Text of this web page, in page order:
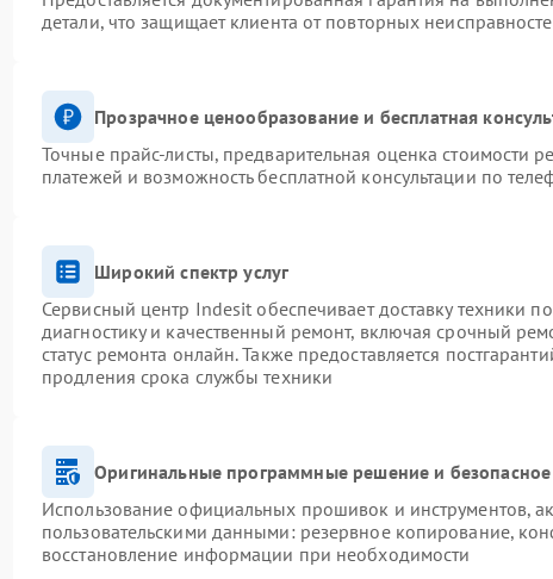
детали, что защищает клиента от повторных
Прозрачное ценообразование и бесплатная
Точные прайс-листы, предварительная оценка стоимости
платежей и возможность бесплатной консультации по
Широкий спектр услуг
Сервисный центр Indesit обеспечивает доставку техники
диагностику и качественный ремонт, включая срочный
статус ремонта онлайн. Также предоставляется
продления срока службы техники
Оригинальные программные решение и
Использование официальных прошивок и инструментов,
пользовательскими данными: резервное копирование,
восстановление информации при необходимости